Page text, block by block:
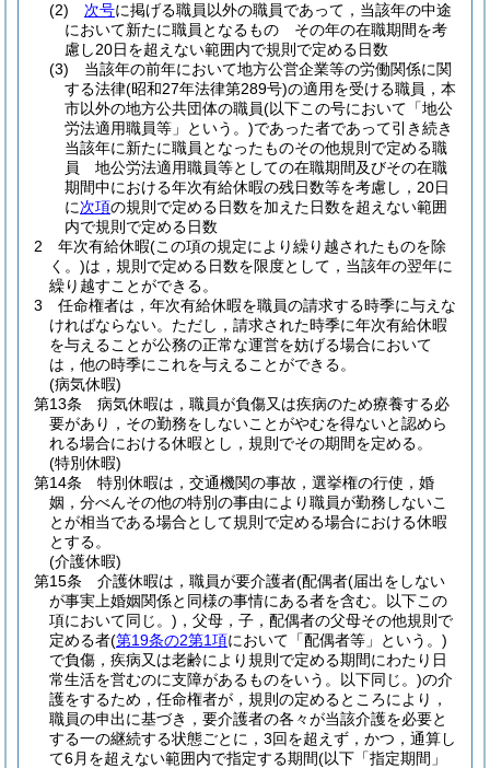
(2)
次号に掲げる職員以外の職員であって，当該年の中途
において新たに職員となるもの その年の在職期間を考
慮し20日を超えない範囲内で規則で定める日数
(3)
当該年の前年において地方公営企業等の労働関係に関
する法律(昭和27年法律第289号)の適用を受ける職員，本
市以外の地方公共団体の職員(以下この号において「地公
労法適用職員等」という。)であった者であって引き続き
当該年に新たに職員となったものその他規則で定める職
員 地公労法適用職員等としての在職期間及びその在職
期間中における年次有給休暇の残日数等を考慮し，20日
に次項の規則で定める日数を加えた日数を超えない範囲
内で規則で定める日数
2
年次有給休暇(この項の規定により繰り越されたものを除
く。)は，規則で定める日数を限度として，当該年の翌年に
繰り越すことができる。
3
任命権者は，年次有給休暇を職員の請求する時季に与えな
ければならない。 ただし，請求された時季に年次有給休暇
を与えることが公務の正常な運営を妨げる場合において
は，他の時季にこれを与えることができる。
(病気休暇)
第13条
病気休暇は，職員が負傷又は疾病のため療養する必
要があり，その勤務をしないことがやむを得ないと認めら
れる場合における休暇とし，規則でその期間を定める。
(特別休暇)
第14条
特別休暇は，交通機関の事故，選挙権の行使，婚
姻，分べんその他の特別の事由により職員が勤務しないこ
とが相当である場合として規則で定める場合における休暇
とする。
(介護休暇)
第15条
介護休暇は，職員が要介護者(配偶者(届出をしない
が事実上婚姻関係と同様の事情にある者を含む。以下この
項において同じ。) ，父母，子，配偶者の父母その他規則で
定める者(第19条の2第1項において「配偶者等」という。)
で負傷，疾病又は老齢により規則で定める期間にわたり日
常生活を営むのに支障があるものをいう。以下同じ。)の介
護をするため，任命権者が，規則の定めるところにより，
職員の申出に基づき，要介護者の各々が当該介護を必要と
する一の継続する状態ごとに，3回を超えず，かつ，通算し
て6月を超えない範囲内で指定する期間(以下「指定期間」